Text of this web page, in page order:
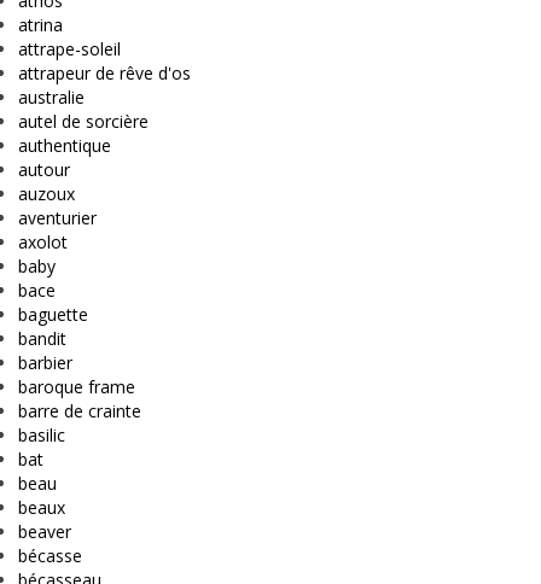
atrina
attrape-soleil
attrapeur de rêve d'os
australie
autel de sorcière
authentique
autour
auzoux
aventurier
axolot
baby
bace
baguette
bandit
barbier
baroque frame
barre de crainte
basilic
bat
beau
beaux
beaver
bécasse
bécasseau